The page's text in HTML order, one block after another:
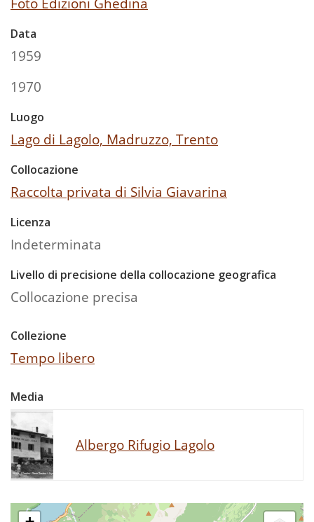
Data
1959
1970
Luogo
Lago di Lagolo, Madruzzo, Trento
Collocazione
Raccolta privata di Silvia Giavarina
Licenza
Indeterminata
Livello di precisione della collocazione geografica
Collocazione precisa
Collezione
Tempo libero
Media
Albergo Rifugio Lagolo